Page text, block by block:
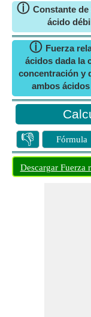
ⓘ Constante
ácido
ⓘ Fuerza
ácidos dada la
concentración y
ambos ácidos
👎 Fórmula
Descargar Fuerza